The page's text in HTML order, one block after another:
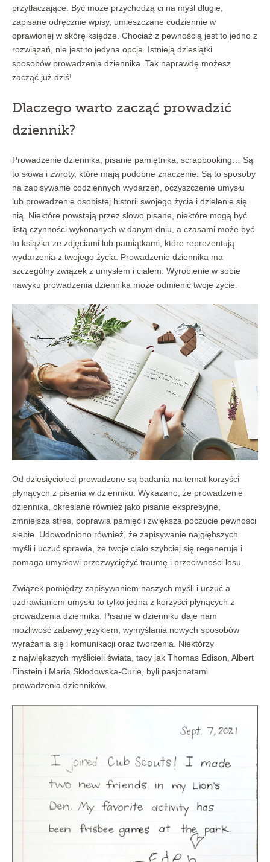
przytłaczające. Być może przychodzą ci na myśl długie,
zapisane odręcznie wpisy, umieszczane codziennie w
oprawionej w skórę księdze. Chociaż z pewnością jest to jedno z
rozwiązań, nie jest to jedyna opcja. Istnieją dziesiątki
sposobów prowadzenia dziennika. Tak naprawdę możesz
zacząć już dziś!
Dlaczego warto zacząć prowadzić
dziennik?
Prowadzenie dziennika, pisanie pamiętnika, scrapbooking… Są
to słowa i zwroty, które mają podobne znaczenie. Są to sposoby
na zapisywanie codziennych wydarzeń, oczyszczenie umysłu
lub prowadzenie osobistej historii swojego życia i dzielenie się
nią. Niektóre powstają przez słowo pisane, niektóre mogą być
listą czynności wykonanych w danym dniu, a czasami może być
to książka ze zdjęciami lub pamiątkami, które reprezentują
wydarzenia z twojego życia. Prowadzenie dziennika ma
szczególny związek z umysłem i ciałem. Wyrobienie w sobie
nawyku prowadzenia dziennika może odmienić twoje życie.
Od dziesięcioleci prowadzone są badania na temat korzyści
płynących z pisania w dzienniku. Wykazano, że prowadzenie
dziennika, określane również jako pisanie ekspresyjne,
zmniejsza stres, poprawia pamięć i zwiększa poczucie pewności
siebie. Udowodniono również, że zapisywanie najgłębszych
myśli i uczuć sprawia, że twoje ciało szybciej się regeneruje i
pomaga umysłowi przezwyciężyć traumę i przeciwności losu.
Związek pomiędzy zapisywaniem naszych myśli i uczuć a
uzdrawianiem umysłu to tylko jedna z korzyści płynących z
prowadzenia dziennika. Pisanie w dzienniku daje nam
możliwość zabawy językiem, wymyślania nowych sposobów
wyrażania się i komunikacji oraz tworzenia. Niektórzy
z największych myślicieli świata, tacy jak Thomas Edison, Albert
Einstein i Maria Skłodowska-Curie, byli pasjonatami
prowadzenia dzienników.